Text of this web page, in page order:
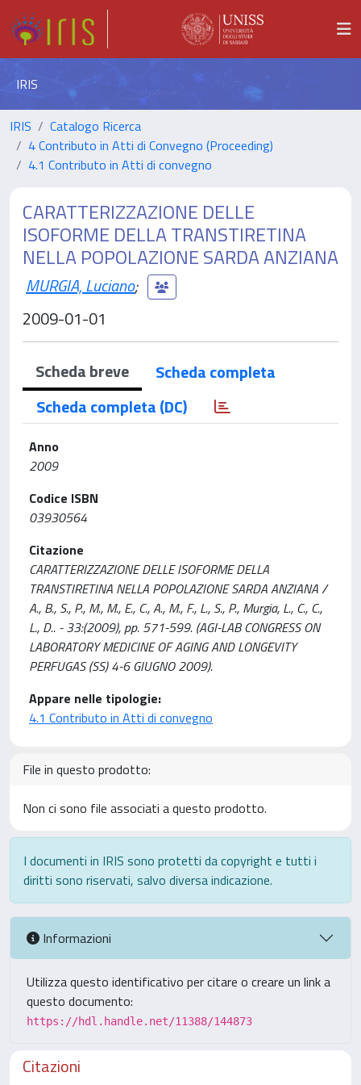
IRIS
IRIS
Catalogo Ricerca
4 Contributo in Atti di Convegno (Proceeding)
4.1 Contributo in Atti di convegno
CARATTERIZZAZIONE DELLE
ISOFORME DELLA TRANSTIRETINA
NELLA POPOLAZIONE SARDA ANZIANA
MURGIA, Luciano;
2009-01-01
Scheda breve
Scheda completa
Scheda completa (DC)
Anno
2009
Codice ISBN
03930564
Citazione
CARATTERIZZAZIONE DELLE ISOFORME DELLA
TRANSTIRETINA NELLA POPOLAZIONE SARDA ANZIANA /
A., B., S., P., M., M., E., C., A., M., F., L., S., P., Murgia, L., C., C.,
L., D.. - 33:(2009), pp. 571-599. (AGI-LAB CONGRESS ON
LABORATORY MEDICINE OF AGING AND LONGEVITY
PERFUGAS (SS) 4-6 GIUGNO 2009).
Appare nelle tipologie:
4.1 Contributo in Atti di convegno
File in questo prodotto:
Non ci sono file associati a questo prodotto.
I documenti in IRIS sono protetti da copyright e tutti i
diritti sono riservati, salvo diversa indicazione.
Informazioni
Utilizza questo identificativo per citare o creare un link a
questo documento:
https://hdl.handle.net/11388/144873
Citazioni